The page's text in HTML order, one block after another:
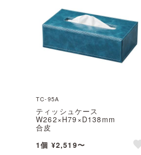
TC-95A
ティッシュケース
W262×H79×D138mm
合皮
1個 ¥2,519〜